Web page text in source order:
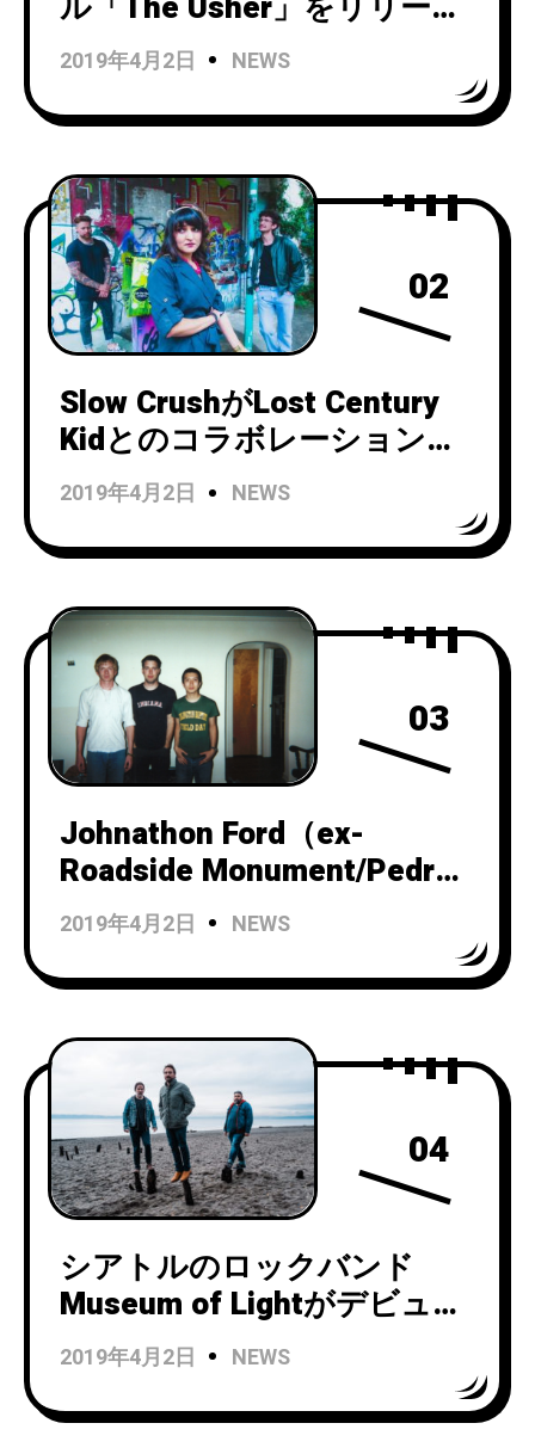
ス！
2019年4月2日 NEWS
02
Slow CrushがLost Century
Kidとのコラボレーションで
シングル「Aurora Redux」
をリリース！
2019年4月2日 NEWS
03
Johnathon Ford（ex-
Roadside Monument/Pedro
the Lion）によるポストロッ
ク・インストゥルメンタル
バンドUnwed Sailorが『The
Anniversary Editionをリリー
2019年4月2日 NEWS
04
シアトルのロックバンド
Museum of Lightがデビュー
アルバム『Horizon』を
Spartan Recordsからリリー
ス！
2019年4月2日 NEWS